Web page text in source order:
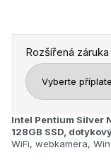
Rozšířená záruka
Intel Pentium Silver
128GB SSD,
WiFi, webkamera,